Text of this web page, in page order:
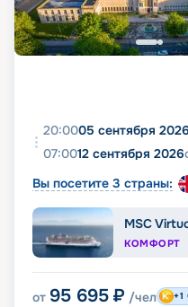
20:0005 сентября 2026
07:0012 сентября 2026
Вы посетите 3 страны:
MSC
КОМФОРТ
от 95 695 ₽ /чел +1